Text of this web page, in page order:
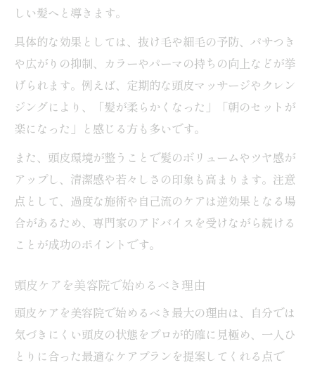
しい髪へと導きます。
具体的な効果としては、抜け毛や細毛の予防、パサつき
や広がりの抑制、カラーやパーマの持ちの向上などが挙
げられます。例えば、定期的な頭皮マッサージやクレン
ジングにより、「髪が柔らかくなった」「朝のセットが
楽になった」と感じる方も多いです。
また、頭皮環境が整うことで髪のボリュームやツヤ感が
アップし、清潔感や若々しさの印象も高まります。注意
点として、過度な施術や自己流のケアは逆効果となる場
合があるため、専門家のアドバイスを受けながら続ける
ことが成功のポイントです。
頭皮ケアを美容院で始めるべき理由
頭皮ケアを美容院で始めるべき最大の理由は、自分では
気づきにくい頭皮の状態をプロが的確に見極め、一人ひ
とりに合った最適なケアプランを提案してくれる点で